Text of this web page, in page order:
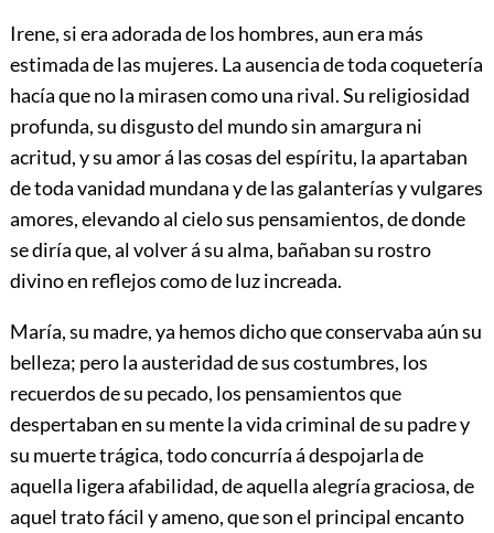
Irene, si era adorada de los hombres, aun era más
estimada de las mujeres. La ausencia de toda coquetería
hacía que no la mirasen como una rival. Su religiosidad
profunda, su disgusto del mundo sin amargura ni
acritud, y su amor á las cosas del espíritu, la apartaban
de toda vanidad mundana y de las galanterías y vulgares
amores, elevando al cielo sus pensamientos, de donde
se diría que, al volver á su alma, bañaban su rostro
divino en reflejos como de luz increada.
María, su madre, ya hemos dicho que conservaba aún su
belleza; pero la austeridad de sus costumbres, los
recuerdos de su pecado, los pensamientos que
despertaban en su mente la vida criminal de su padre y
su muerte trágica, todo concurría á despojarla de
aquella ligera afabilidad, deaquella alegría graciosa, de
aquel trato fácil y ameno, que son el principal encanto